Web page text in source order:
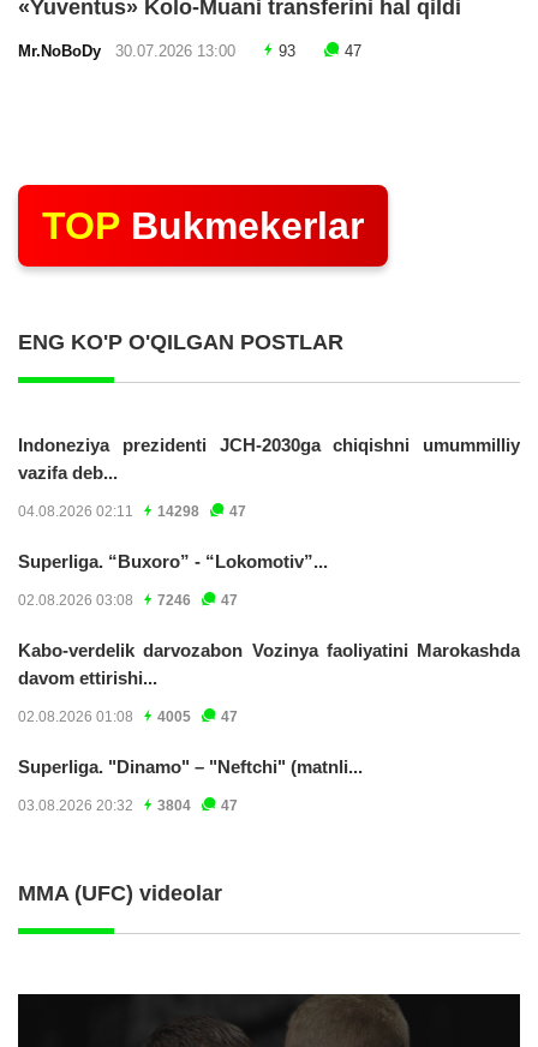
«Yuventus» Kolo-Muani transferini hal qildi
Mr.NoBoDy 30.07.2026 13:00 93 47
TOP Bukmekerlar
ENG KO'P O'QILGAN POSTLAR
Indoneziya prezidenti JCH-2030ga chiqishni umummilliy
vazifa deb...
04.08.2026 02:11 14298 47
Superliga. “Buxoro” - “Lokomotiv”...
02.08.2026 03:08 7246 47
Kabo-verdelik darvozabon Vozinya faoliyatini Marokashda
davom ettirishi...
02.08.2026 01:08 4005 47
Superliga. "Dinamo" – "Neftchi" (matnli...
03.08.2026 20:32 3804 47
MMA (UFC) videolar